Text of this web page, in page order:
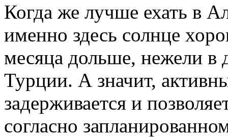
Когда же лучше ехать в
именно здесь солнце
месяца дольше, нежели в
Турции. А значит,
задерживается и
согласно